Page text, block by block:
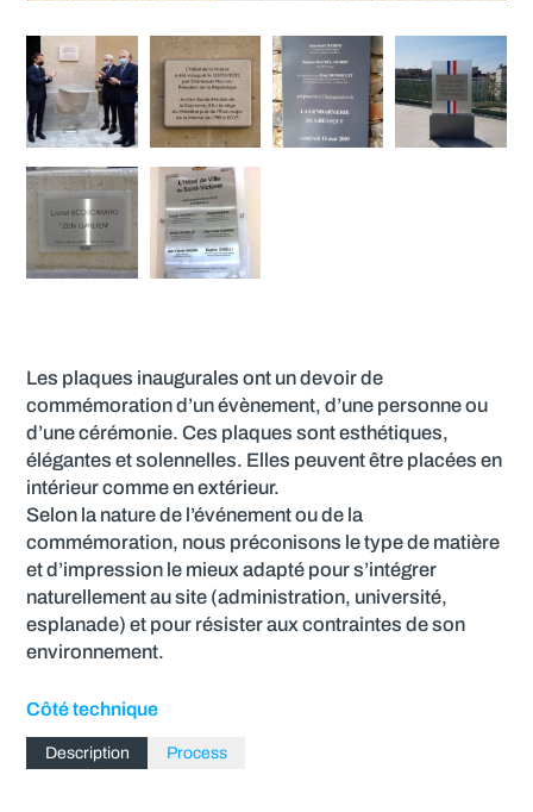
Les plaques inaugurales ont un devoir de
commémoration d’un évènement, d’une personne ou
d’une cérémonie. Ces plaques sont esthétiques,
élégantes et solennelles. Elles peuvent être placées en
intérieur comme en extérieur.
Selon la nature de l’événement ou de la
commémoration, nous préconisons le type de matière
et d’impression le mieux adapté pour s’intégrer
naturellement au site (administration, université,
esplanade) et pour résister aux contraintes de son
environnement.
Côté technique
Description Process